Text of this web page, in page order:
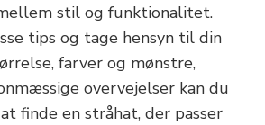
stil og funktionalitet.
tips og tage hensyn til din
farver og mønstre,
overvejelser kan du
finde en stråhat, der passer